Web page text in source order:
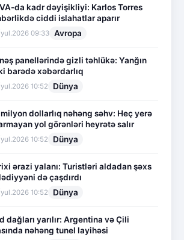
da kadr dəyişikliyi: Karlos Torres
ciddi islahatlar aparır
09:33 Avropa
panellərində gizli təhlükə: Yanğın
barədə xəbərdarlıq
10:52 Dünya
dollarlıq nəhəng səhv: Heç yerə
yol görənləri heyrətə salır
10:52 Dünya
ərazi yalanı: Turistləri aldadan şəxs
də çaşdırdı
10:52 Dünya
dağları yarılır: Argentina və Çili
nəhəng tunel layihəsi